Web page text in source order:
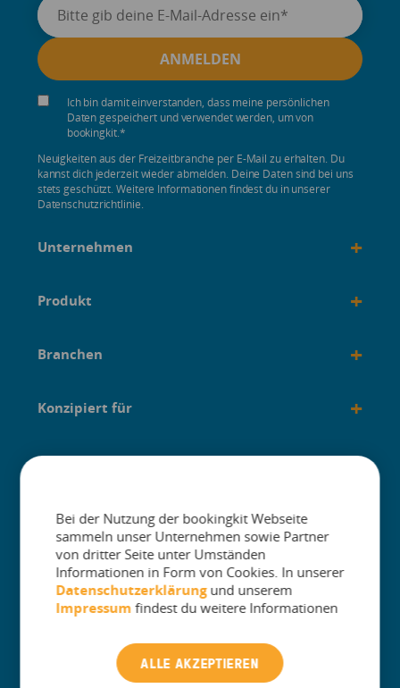
Ich bin damit einverstanden, dass meine persönlichen
Daten gespeichert und verwendet werden, um von
bookingkit.*
Neuigkeiten aus der Freizeitbranche per E-Mail zu erhalten. Du
kannst dich jederzeit wieder abmelden. Deine Daten sind bei uns
stets geschützt. Weitere Informationen findest du in unserer
Datenschutzrichtlinie.
The One Platform for Attractions. Sell
More and Simplify Operations.
Kontakt Kundenbetreuung
Unternehmen +
Produkt +
Branchen +
Konzipiert für +
Anleitungen +
Bei der Nutzung der bookingkit Webseite
sammeln unser Unternehmen sowie Partner
von dritter Seite unter Umständen
Informationen in Form von Cookies. In unserer
Datenschutzerklärungund unserem
Impressum findest du weitere Informationen
ALLE AKZEPTIEREN